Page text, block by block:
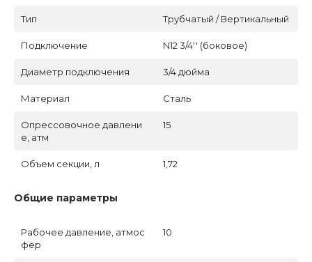
Тип Трубчатый / Вертикальный
Подключение N12 3/4'' (боковое)
Диаметр подключения 3/4 дюйма
Материал Сталь
Опрессовочное давлени
е, атм
15
Объем секции, л 1,72
Общие параметры
Рабочее давление, атмос
фер
10